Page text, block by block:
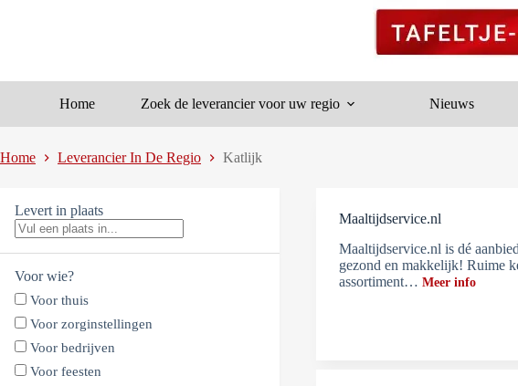
Home Zoek de leverancier voor uw regio Nieuws
Home Leverancier In De Regio Katlijk
Levert in plaats
Voor wie?
Voor thuis
Voor zorginstellingen
Voor bedrijven
Voor feesten
Maaltijdservice.nl
Maaltijdservice.nl is dé
gezond en makkelijk! Ruime
assortiment… Meer info